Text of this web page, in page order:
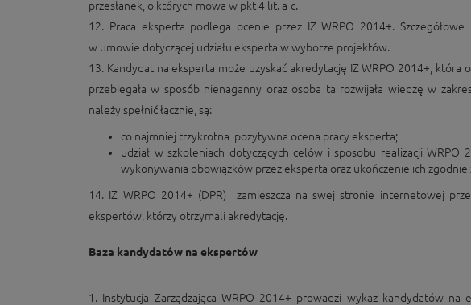
przesłanek, o których mowa w pkt 4 lit. a-c.
12. Praca eksperta podlega ocenie przez IZ WRPO 2014+.
w umowie dotyczącej udziału eksperta w wyborze projektów.
13. Kandydat na eksperta może uzyskać akredytację IZ WRPO 2014+, która
przebiegała w sposób nienaganny oraz osoba ta rozwijała wiedzę w
należy spełnić łącznie, są:
co najmniej trzykrotna pozytywna ocena pracy eksperta;
udział w szkoleniach dotyczących celów i sposobu realizacji
wykonywania obowiązków przez eksperta oraz ukończenie ich
14. IZ WRPO 2014+ (DPR) zamieszcza na swej stronie internetowej
ekspertów, którzy otrzymali akredytację.
Baza kandydatów na ekspertów
1. Instytucja Zarządzająca WRPO 2014+ prowadzi wykaz kandydatów